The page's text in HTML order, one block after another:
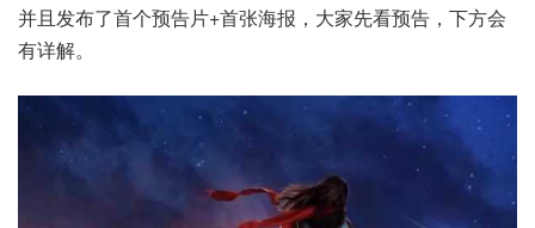
并且发布了首个预告片+首张海报，大家先看预告，下方会
有详解。